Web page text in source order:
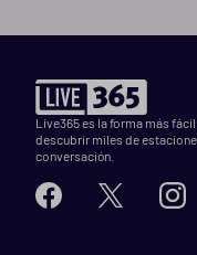
Live365 es la forma más
descubrir miles de
conversación.